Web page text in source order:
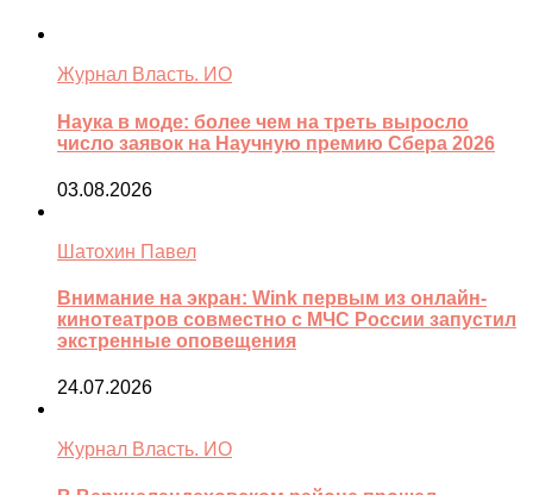
Журнал Власть. ИО
Наука в моде: более чем на треть выросло
число заявок на Научную премию Сбера 2026
03.08.2026
Шатохин Павел
Внимание на экран: Wink первым из онлайн-
кинотеатров совместно с МЧС России запустил
экстренные оповещения
24.07.2026
Журнал Власть. ИО